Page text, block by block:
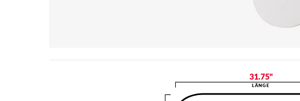
31.75"
LÄNGE